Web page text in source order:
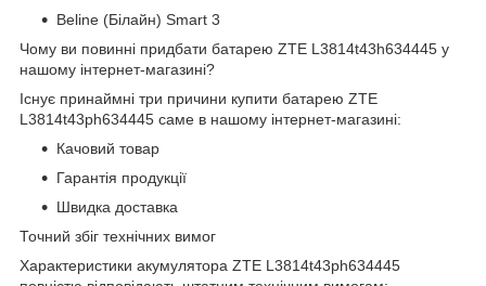
Beline (Білайн) Smart 3
Чому ви повинні придбати батарею ZTE L3814t43h634445 у
нашому інтернет-магазині?
Існує принаймні три причини купити батарею ZTE
L3814t43ph634445 саме в нашому інтернет-магазині:
Качовий товар
Гарантія продукції
Швидка доставка
Точний збіг технічних вимог
Характеристики акумулятора ZTE L3814t43ph634445